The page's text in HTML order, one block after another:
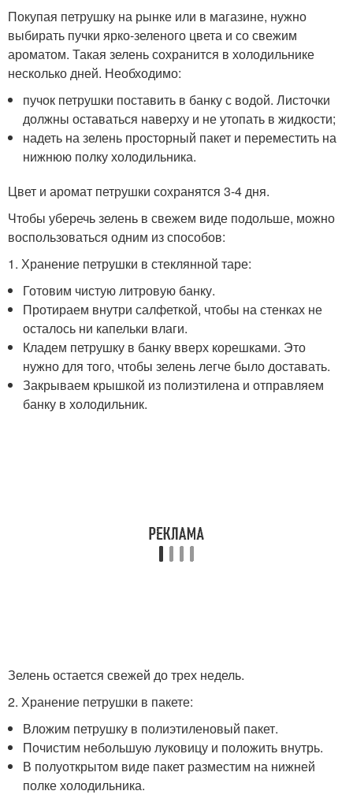
Покупая петрушку на рынке или в магазине, нужно
выбирать пучки ярко-зеленого цвета и со свежим
ароматом. Такая зелень сохранится в холодильнике
несколько дней. Необходимо:
пучок петрушки поставить в банку с водой. Листочки
должны оставаться наверху и не утопать в жидкости;
надеть на зелень просторный пакет и переместить на
нижнюю полку холодильника.
Цвет и аромат петрушки сохранятся 3-4 дня.
Чтобы уберечь зелень в свежем виде подольше, можно
воспользоваться одним из способов:
1. Хранение петрушки в стеклянной таре:
Готовим чистую литровую банку.
Протираем внутри салфеткой, чтобы на стенках не
осталось ни капельки влаги.
Кладем петрушку в банку вверх корешками. Это
нужно для того, чтобы зелень легче было доставать.
Закрываем крышкой из полиэтилена и отправляем
банку в холодильник.
Зелень остается свежей до трех недель.
2. Хранение петрушки в пакете:
Вложим петрушку в полиэтиленовый пакет.
Почистим небольшую луковицу и положить внутрь.
В полуоткрытом виде пакет разместим на нижней
полке холодильника.